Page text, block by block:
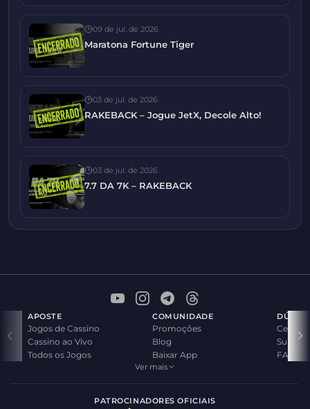
09 de jul. de 2026
Maratona Fortune Tiger
03 de jul. de 2026
RAKEBACK – Jogue JetX, Decole Alto!
03 de jul. de 2026
7.7 DA 7K – RAKEBACK
APOSTE
Jogos de Cassino
Cassino ao Vivo
Todos os Jogos
COMUNIDADE
Promoções
Blog
Baixar App
Central
FAQ
Ver mais
PATROCINADORES OFICIAIS